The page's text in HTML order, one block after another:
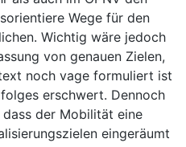
Wege für den
Wichtig wäre jedoch
von genauen Zielen,
noch vage formuliert ist
erschwert. Dennoch
der Mobilität eine
eingeräumt